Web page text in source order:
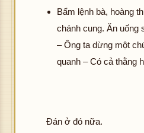
Bẩm lệnh bà, hoàng
chánh cung. Ăn uống
– Ông ta dừng một
quanh – Có cả thằng
Đán ở đó nữa.